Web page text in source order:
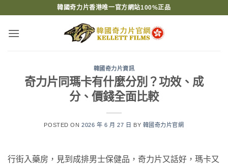
content
韓國奇力片香港唯一官方網站100%正品
韓國奇力片資訊
奇力片同瑪卡有什麼分別？功效、成
分、價錢全面比較
POSTED ON2026 年 6 月 27 日 BY 韓國奇力片官網
行街入藥房，見到成排男士保健品，奇力片又話好，瑪卡又